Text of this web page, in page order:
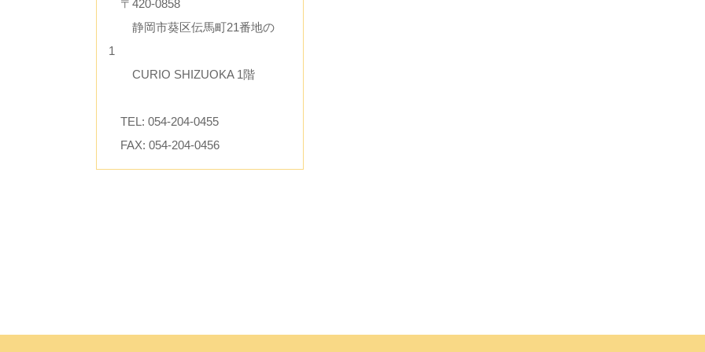
〒420-0858
静岡市葵区伝馬町21番地の
1
CURIO SHIZUOKA 1階
TEL: 054-204-0455
FAX: 054-204-0456